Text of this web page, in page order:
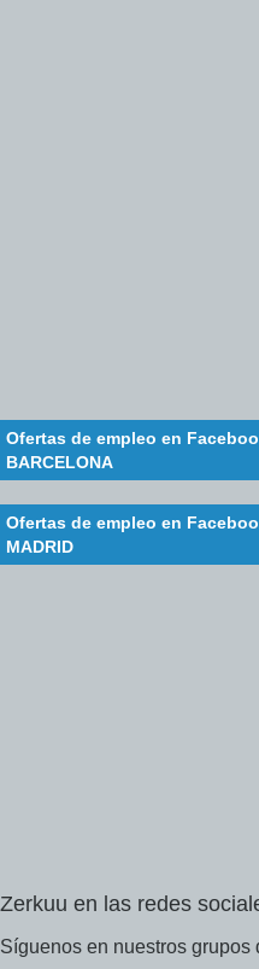
Ofertas de empleo en
BARCELONA
Ofertas de empleo en
MADRID
Zerkuu en las redes
Síguenos en nuestros grupos